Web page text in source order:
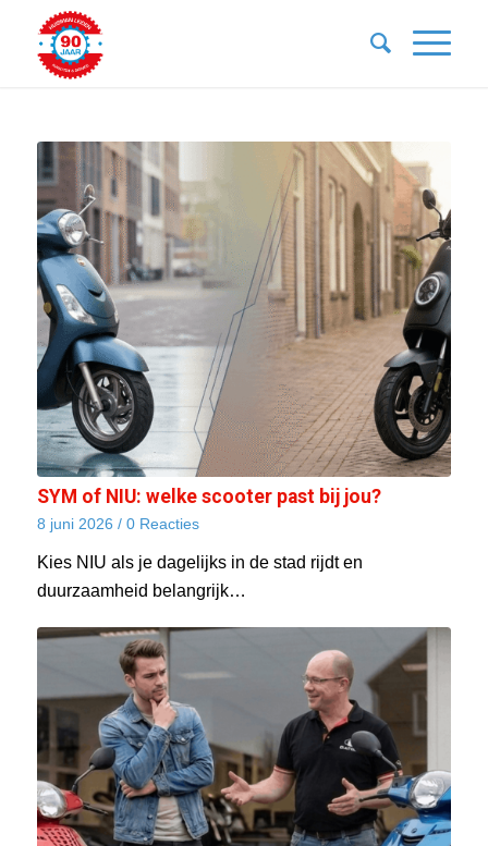
SYM of NIU: welke scooter past bij jou?
8 juni 2026 / 0 Reacties
Kies NIU als je dagelijks in de stad rijdt en
duurzaamheid belangrijk…